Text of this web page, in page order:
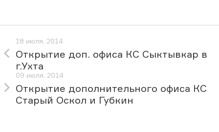
18 июля, 2014
Открытие доп. офиса КС Сыктывкар в
г.Ухта
09 июля, 2014
Открытие дополнительного офиса КС
Старый Оскол и Губкин